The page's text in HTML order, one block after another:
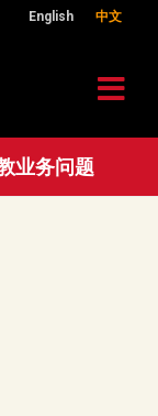
English 中文
业务问题